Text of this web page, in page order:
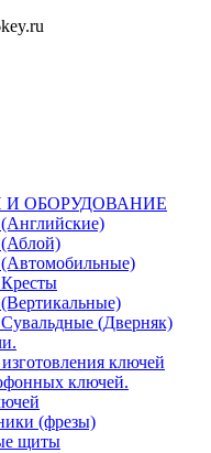
ОБОРУДОВАНИЕ
(Аблой)
(Дверняк)
ключей
ключей.
(фрезы)
щиты